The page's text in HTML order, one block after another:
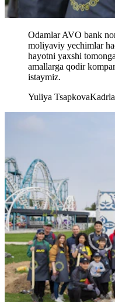
Odamlar AVO bank
moliyaviy yechimlar
hayotni yaxshi
amallarga qodir
istaymiz.
Yuliya Tsapkova